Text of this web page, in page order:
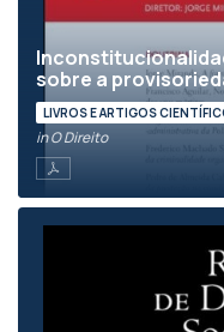
sobre a
LIVROS E ARTIGOS
in O Direito